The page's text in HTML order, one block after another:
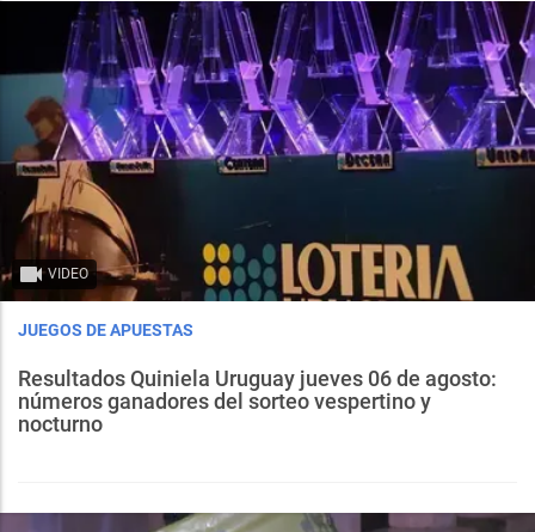
VIDEO
JUEGOS DE APUESTAS
Resultados Quiniela Uruguay jueves 06 de agosto:
números ganadores del sorteo vespertino y
nocturno